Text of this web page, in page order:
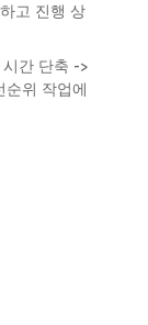
고 진행 상
간 단축 ->
순위 작업에